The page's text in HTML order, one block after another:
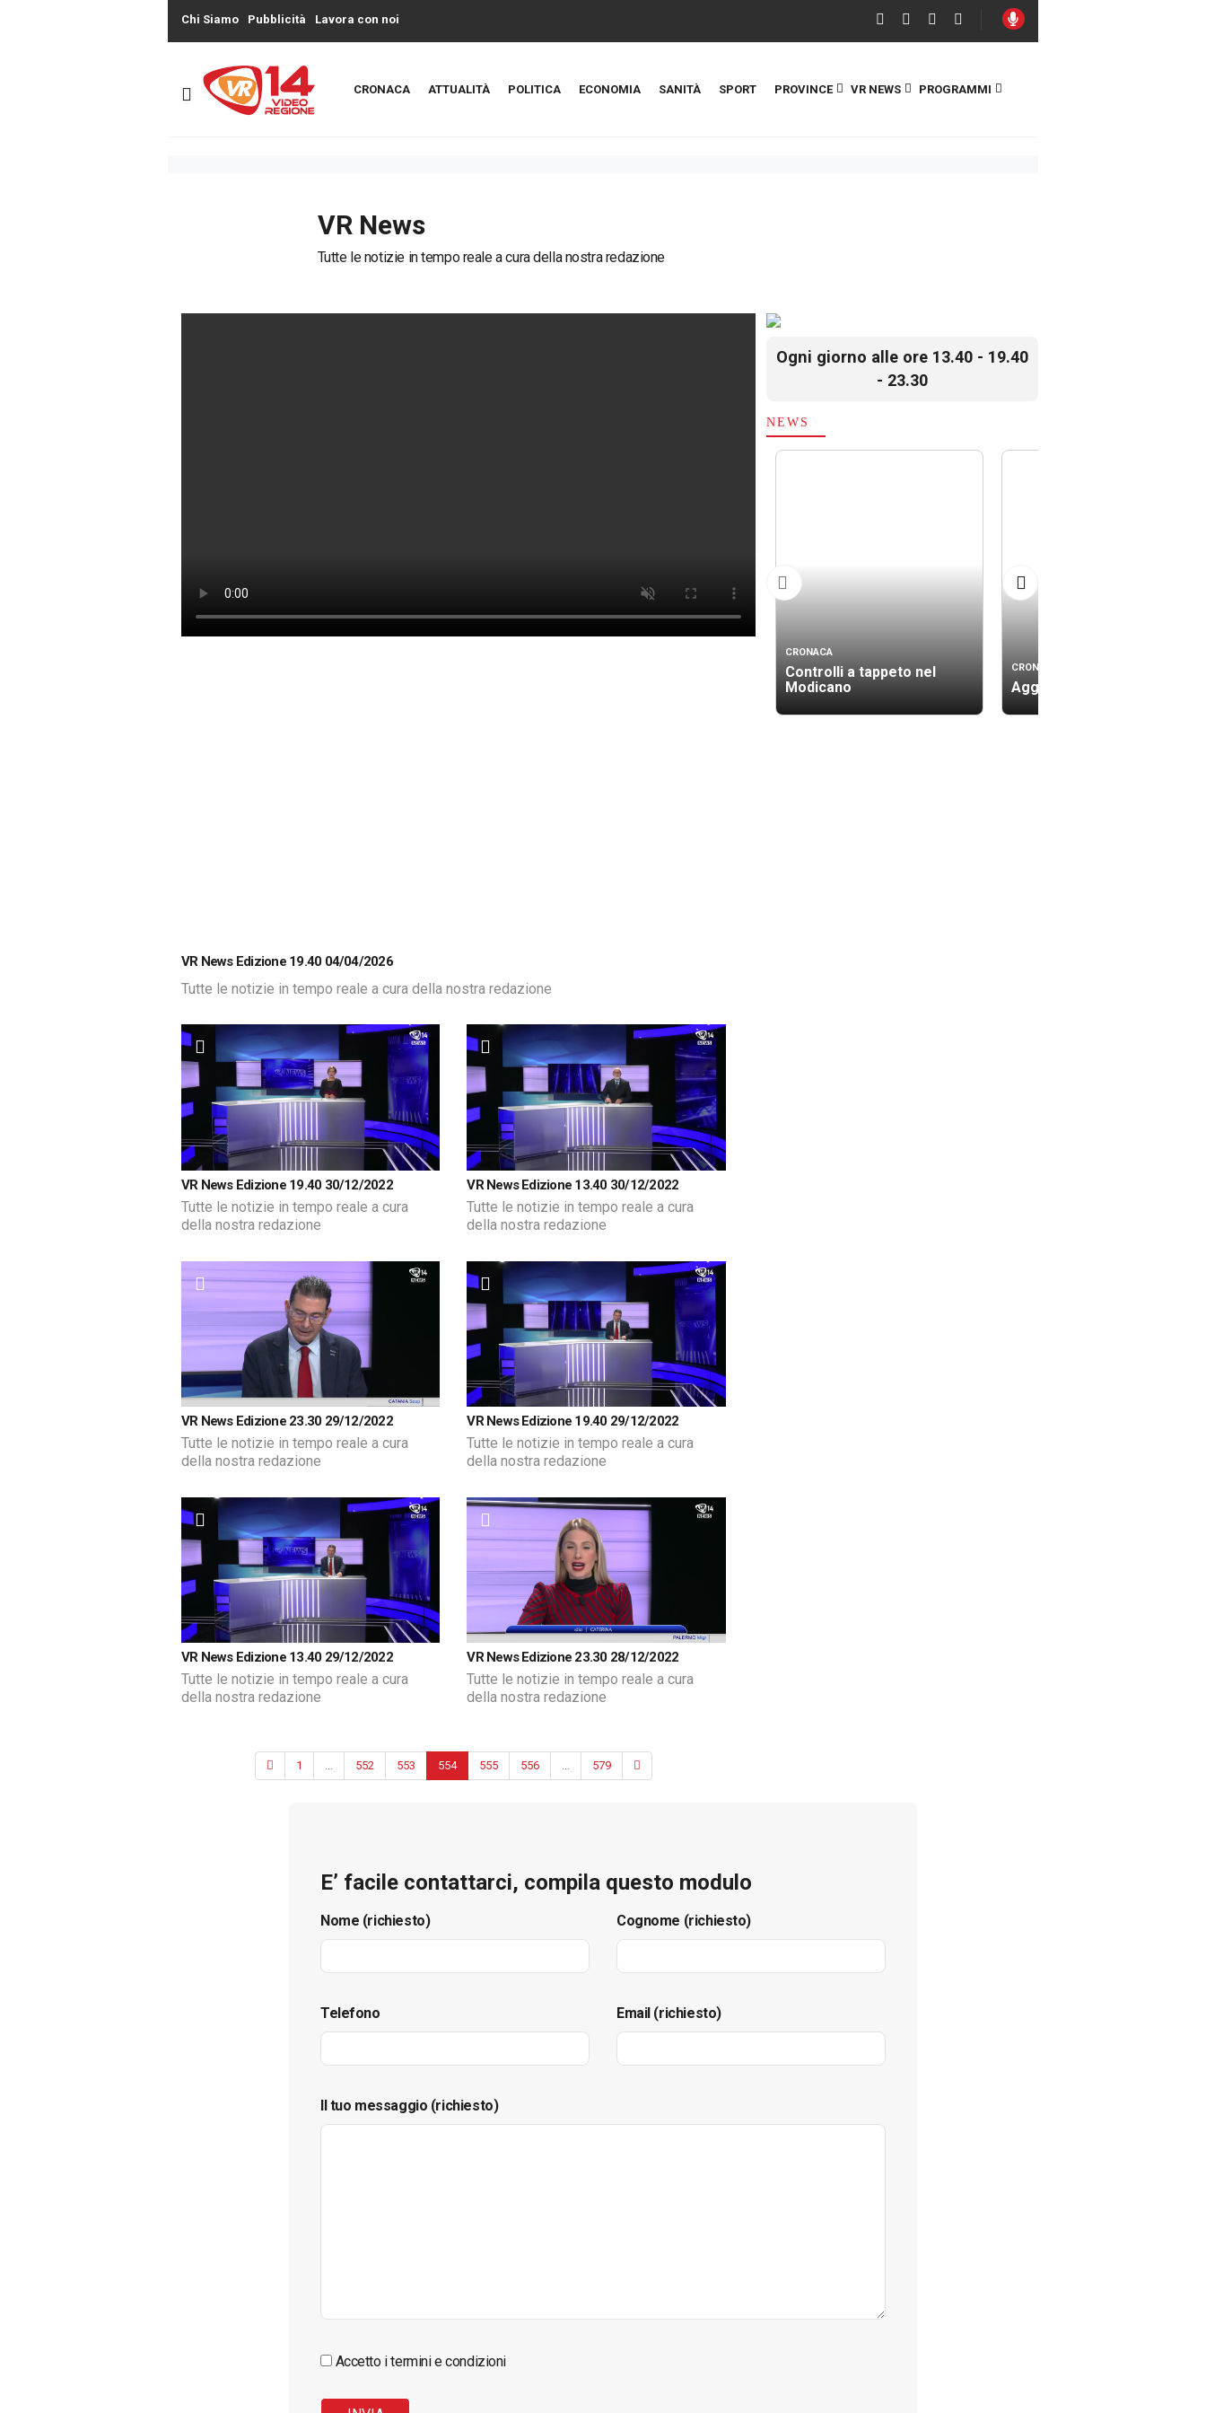
Chi Siamo Pubblicità Lavora con noi
CRONACA ATTUALITÀ POLITICA ECONOMIA SANITÀ SPORT PROVINCE VR NEWS PROGRAMMI
VR News
Tutte le notizie in tempo reale a cura della nostra redazione
VR News Edizione 19.40 04/04/2026
Tutte le notizie in tempo reale a cura della nostra redazione
VR News Edizione 19.40 30/12/2022
Tutte le notizie in tempo reale a cura
della nostra redazione
VR News Edizione 13.40 30/12/2022
Tutte le notizie in tempo reale a cura
della nostra redazione
VR News Edizione 23.30 29/12/2022
Tutte le notizie in tempo reale a cura
della nostra redazione
VR News Edizione 19.40 29/12/2022
Tutte le notizie in tempo reale a cura
della nostra redazione
VR News Edizione 13.40 29/12/2022
Tutte le notizie in tempo reale a cura
della nostra redazione
VR News Edizione 23.30 28/12/2022
Tutte le notizie in tempo reale a cura
della nostra redazione
1 552 553 554 555 556 579
Ogni giorno alle ore 13.40 - 19.40
- 23.30
NEWS
CRONACA
Controlli a tappeto nel
Modicano
CRONACA
Aggressione a coltellate
E’ facile contattarci, compila questo modulo
Nome (richiesto) Cognome (richiesto)
Telefono Email (richiesto)
Il tuo messaggio (richiesto)
Accetto i termini e condizioni